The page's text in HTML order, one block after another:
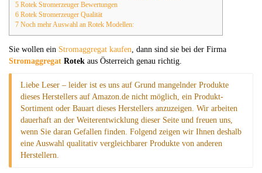
5 Rotek Stromerzeuger Bewertungen
6 Rotek Stromerzeuger Qualität
7 Noch mehr Auswahl an Rotek Modellen:
Sie wollen ein Stromaggregat kaufen , dann sind sie bei der Firma
Stromaggregat Rotek aus Österreich genau richtig.
Liebe Leser – leider ist es uns auf Grund mangelnder Produkte
dieses Herstellers auf Amazon.de nicht möglich, ein Produkt-
Sortiment oder Bauart dieses Herstellers anzuzeigen. Wir arbeiten
dauerhaft an der Weiterentwicklung dieser Seite und freuen uns,
wenn Sie daran Gefallen finden. Folgend zeigen wir Ihnen deshalb
eine Auswahl qualitativ vergleichbarer Produkte von anderen
Herstellern.